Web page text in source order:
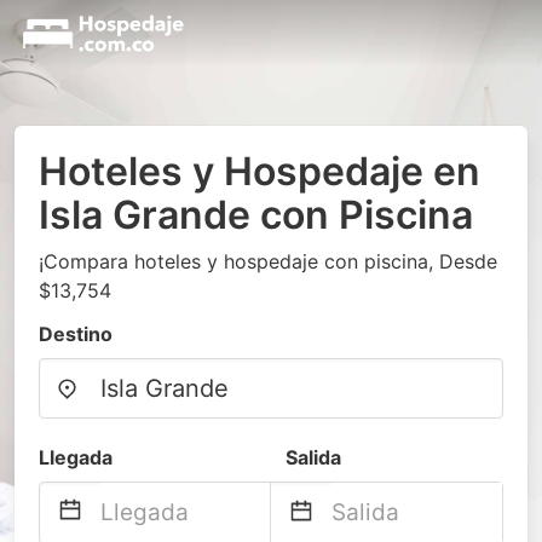
Hoteles y Hospedaje en
Isla Grande con Piscina
¡Compara hoteles y hospedaje con piscina, Desde
$13,754
Destino
Llegada Salida